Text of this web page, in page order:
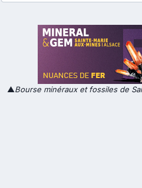
▲Bourse minéraux et fossiles de